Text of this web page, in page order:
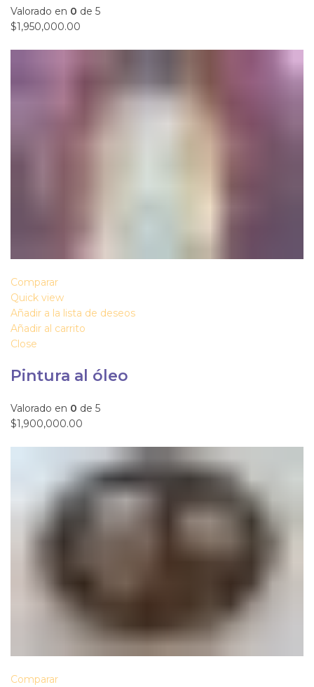
Valorado en 0 de 5
$1,950,000.00
Comparar
Quick view
Añadir a la lista de deseos
Añadir al carrito
Close
Pintura al óleo
Valorado en 0 de 5
$1,900,000.00
Comparar